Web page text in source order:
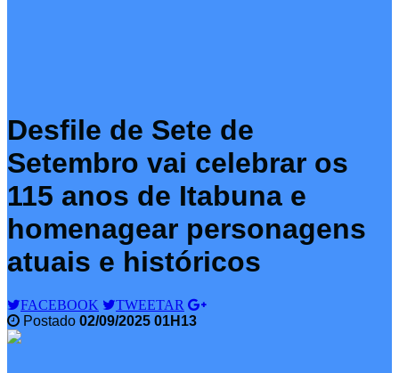
Desfile de Sete de
Setembro vai celebrar os
115 anos de Itabuna e
homenagear personagens
atuais e históricos
FACEBOOK
TWEETAR
Postado 02/09/2025 01H13